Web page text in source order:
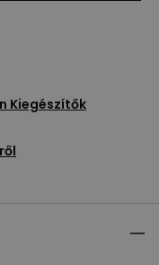
Kiegészítők